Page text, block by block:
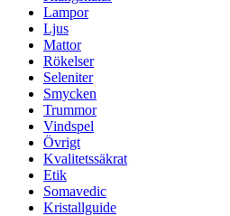
Lampor
Ljus
Mattor
Rökelser
Seleniter
Smycken
Trummor
Vindspel
Övrigt
Kvalitetssäkrat
Etik
Somavedic
Kristallguide